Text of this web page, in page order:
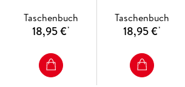
Taschenbuch
18,95 €*
Taschenbuch
18,95 €*